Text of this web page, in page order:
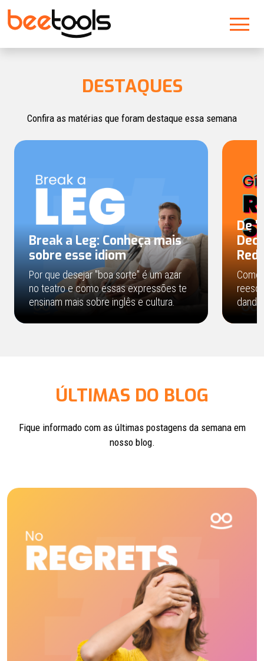
DESTAQUES
Confira as matérias que foram destaque essa semana
Break a Leg: Conheça mais
sobre esse idiom
Por que desejar "boa sorte" é um azar
no teatro e como essas expressões te
ensinam mais sobre inglês e cultura.
De
ÚLTIMAS DO BLOG
Fique informado com as últimas postagens da semana em
nosso blog.